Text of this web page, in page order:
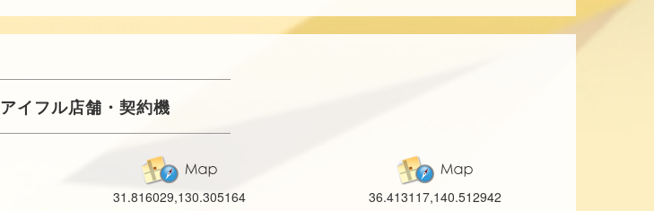
アイフル店舗・契約機
31.816029,130.305164 36.413117,140.512942